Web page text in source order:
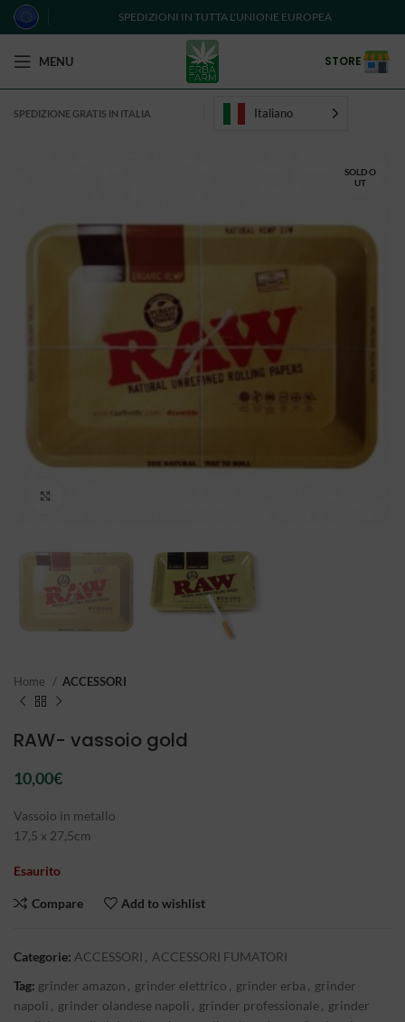
SPEDIZIONI IN TUTTA L'UNIONE EUROPEA
MENU STORE
SPEDIZIONE GRATIS IN ITALIA Italiano
SOLD O
UT
Home ACCESSORI
RAW- vassoio gold
10,00€
Vassoio in metallo
17,5 x 27,5cm
Esaurito
Compare Add to wishlist
Categorie: ACCESSORI , ACCESSORI FUMATORI
Tag: grinder amazon , grinder elettrico , grinder erba , grinder
napoli , grinder olandese napoli , grinder professionale, grinder